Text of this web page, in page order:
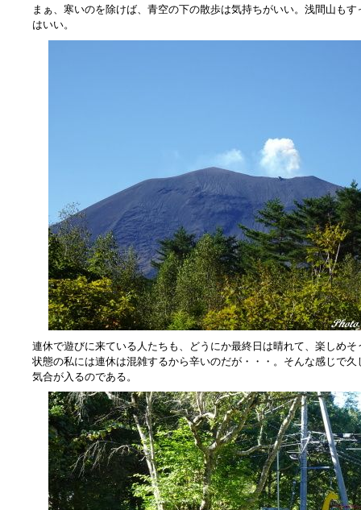
まぁ、寒いのを除けば、青空の下の散歩は気持ちがいい。浅間山も
はいい。
連休で遊びに来ている人たちも、どうにか最終日は晴れて、楽しめ
状態の私には連休は混雑するから辛いのだが・・・。そんな感じで
気合が入るのである。